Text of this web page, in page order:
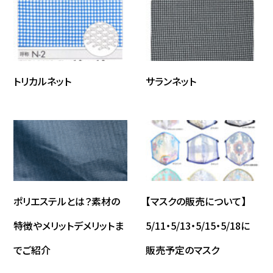
トリカルネット サランネット
ポリエステルとは？素材の
特徴やメリットデメリットま
でご紹介
【マスクの販売について】
5/11・5/13・5/15・5/18に
販売予定のマスク